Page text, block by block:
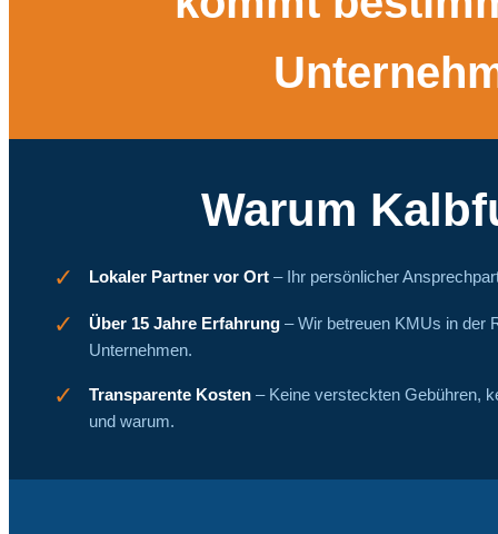
Warum
✓ Lokaler Partner vor Ort – Ihr persönlicher
✓ Über 15 Jahre Erfahrung – Wir betreuen KMUs in der
Unternehmen.
✓ Transparente Kosten – Keine versteckten Gebühren,
und warum.